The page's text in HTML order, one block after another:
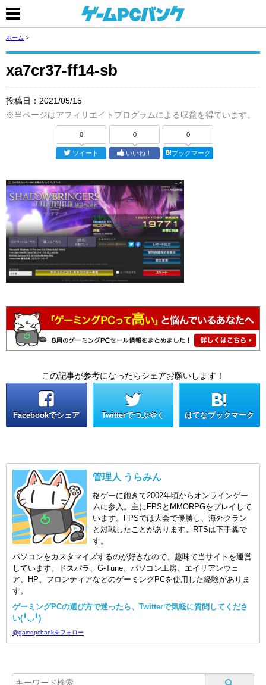
ホーム >
xa7cr37-ff14-sb
投稿日： 2021/05/15
※当ページはアフィリエイトプログラムによる収益を得ています。
0
ツイート
0
いいね！
0
ブックマーク
この記事が参考になったらシェアお願いします！
Facebookでシェア Twitterでつぶやく はてなブックマーク
管理人 うらみん
格ゲーに飽きて2002年頃からオンラインゲー
ムに参入。主にFPSとMMORPGをプレイして
います。FPSでは大会で優勝し、海外クラン
と対戦したことがあります。RTSは下手糞で
す。
パソコンをカスタマイズするのが好きなので、趣味で当サイトを運営
しています。ドスパラ、G-Tune、パソコン工房、エイリアンウェ
ア、HP、フロンティアなどのゲーミングPCを使用した経験がありま
す。
ゲーミングPCの選び方で迷ったら、Twitterで気軽に質問してくださ
い(╹◡╹)
@gamepcbankをフォロー